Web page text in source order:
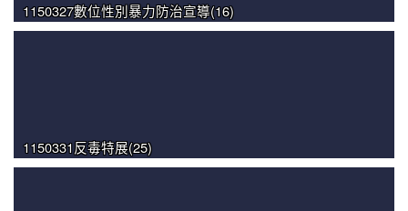
1150327數位性別暴力防治宣導(16)
1150331反毒特展(25)